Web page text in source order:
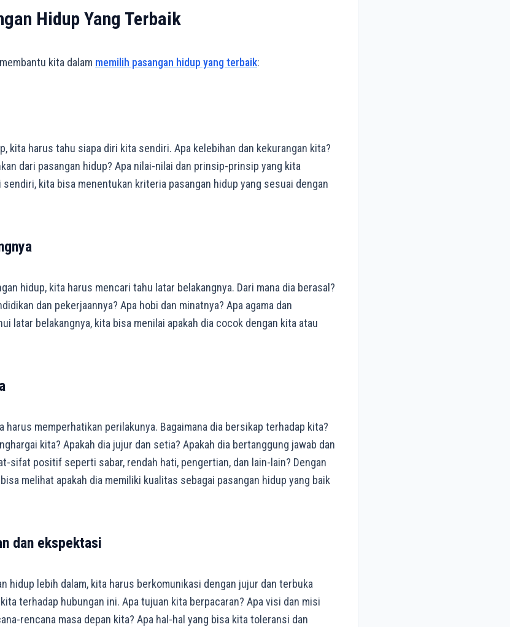
Hidup Yang Terbaik
kita dalam memilih pasangan hidup yang terbaik:
kita harus tahu siapa diri kita sendiri. Apa kelebihan dan kekurangan kita?
dari pasangan hidup? Apa nilai-nilai dan prinsip-prinsip yang kita
kita bisa menentukan kriteria pasangan hidup yang sesuai dengan
hidup, kita harus mencari tahu latar belakangnya. Dari mana dia berasal?
dan pekerjaannya? Apa hobi dan minatnya? Apa agama dan
latar belakangnya, kita bisa menilai apakah dia cocok dengan kita atau
harus memperhatikan perilakunya. Bagaimana dia bersikap terhadap kita?
kita? Apakah dia jujur dan setia? Apakah dia bertanggung jawab dan
sifat positif seperti sabar, rendah hati, pengertian, dan lain-lain? Dengan
melihat apakah dia memiliki kualitas sebagai pasangan hidup yang baik
dan ekspektasi
hidup lebih dalam, kita harus berkomunikasi dengan jujur dan terbuka
terhadap hubungan ini. Apa tujuan kita berpacaran? Apa visi dan misi
rencana masa depan kita? Apa hal-hal yang bisa kita toleransi dan